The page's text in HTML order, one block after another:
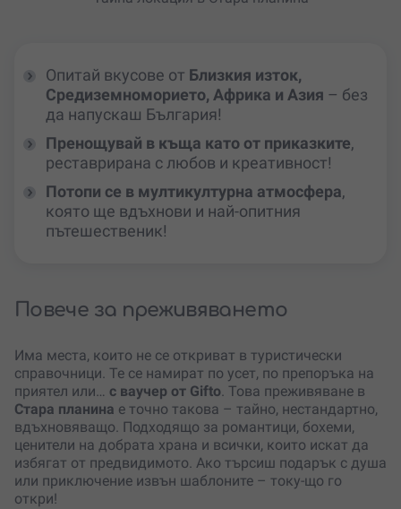
Опитай вкусове от Близкия изток,
Средиземноморието, Африка и Азия – без
да напускаш България!
Пренощувай в къща като от приказките,
реставрирана с любов и креативност!
Потопи се в мултикултурна атмосфера,
която ще вдъхнови и най-опитния
пътешественик!
Повече за преживяването
Има места, които не се откриват в туристически
справочници. Те се намират по усет, по препоръка на
приятел или… с ваучер от Gifto. Това преживяване в
Стара планина е точно такова – тайно, нестандартно,
вдъхновяващо. Подходящо за романтици, бохеми,
ценители на добрата храна и всички, които искат да
избягат от предвидимото. Ако търсиш подарък с душа
или приключение извън шаблоните – току-що го
откри!